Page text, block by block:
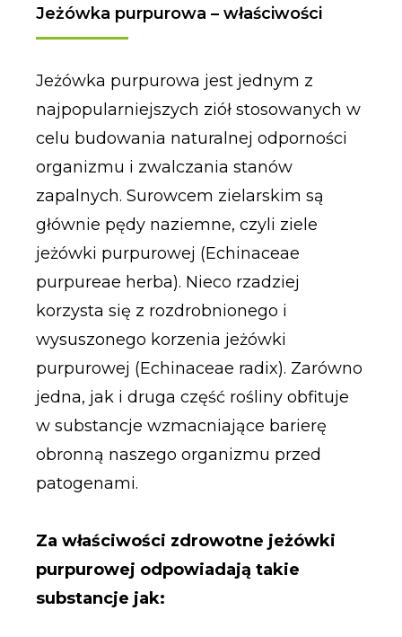
Jeżówka purpurowa – właściwości
Jeżówka purpurowa jest jednym z
najpopularniejszych ziół stosowanych w
celu budowania naturalnej odporności
organizmu i zwalczania stanów
zapalnych. Surowcem zielarskim są
głównie pędy naziemne, czyli ziele
jeżówki purpurowej (Echinaceae
purpureae herba). Nieco rzadziej
korzysta się z rozdrobnionego i
wysuszonego korzenia jeżówki
purpurowej (Echinaceae radix). Zarówno
jedna, jak i druga część rośliny obfituje
w substancje wzmacniające barierę
obronną naszego organizmu przed
patogenami.
Za właściwości zdrowotne jeżówki
purpurowej odpowiadają takie
substancje jak: